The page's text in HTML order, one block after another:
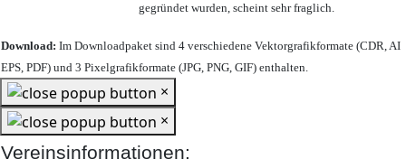
gegründet wurden, scheint sehr fraglich.
Download: Im Downloadpaket sind 4 verschiedene Vektorgrafikformate (CDR, AI
EPS, PDF) und 3 Pixelgrafikformate (JPG, PNG, GIF) enthalten.
×
×
Vereinsinformationen: